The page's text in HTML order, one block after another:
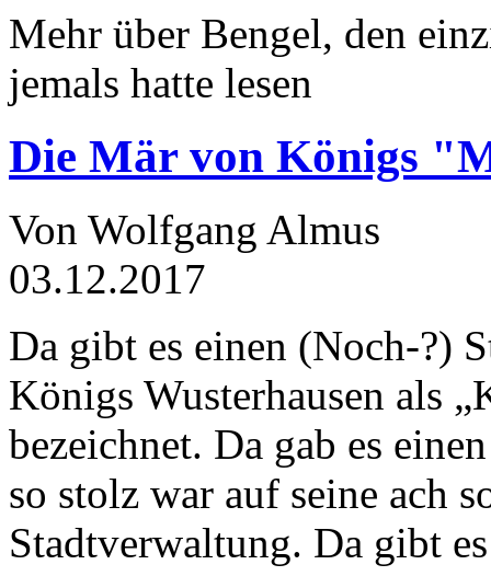
Mehr über Bengel, den
jemals hatte lesen
Die Mär von Königs
Von Wolfgang Almus
03.12.2017
Da gibt es einen (Noch-?)
Königs Wusterhausen als
bezeichnet. Da gab es
so stolz war auf seine ach
Stadtverwaltung. Da gibt